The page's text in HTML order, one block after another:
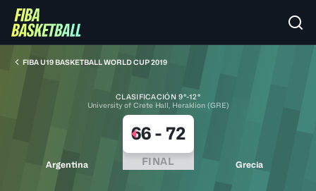
FIBA U19 BASKETBALL WORLD CUP 2019
CLASIFICACIÓN 9°-12°
University of Crete Hall, Heraklion (GRE)
Argentina
66- 72
FINAL Grecia